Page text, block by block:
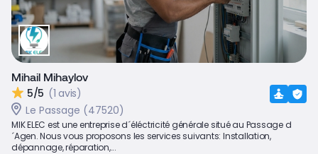
Mihail Mihaylov
5/5 (1 avis)
Le Passage (47520)
MIK ELEC est une entreprise d´éléctricité générale situé au Passage d
´Agen. Nous vous proposons les services suivants: Installation,
dépannage, réparation,...